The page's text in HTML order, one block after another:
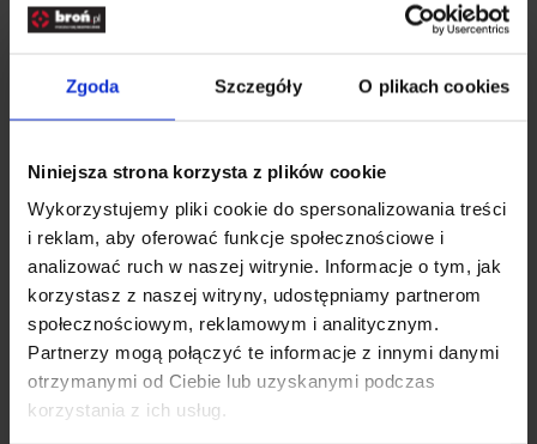
Zgoda Szczegóły O plikach cookies
Niniejsza strona korzysta z plików cookie
Wykorzystujemy pliki cookie do spersonalizowania treści
i reklam, aby oferować funkcje społecznościowe i
analizować ruch w naszej witrynie. Informacje o tym, jak
korzystasz z naszej witryny, udostępniamy partnerom
społecznościowym, reklamowym i analitycznym.
Partnerzy mogą połączyć te informacje z innymi danymi
otrzymanymi od Ciebie lub uzyskanymi podczas
korzystania z ich usług.
Producent
KORE Essentials, USA
Rozwiń opis
Dane techniczne
Kod SKU
KOL.563-097
EAN
00810077910245
Producent
KORE
Pliki do pobrania